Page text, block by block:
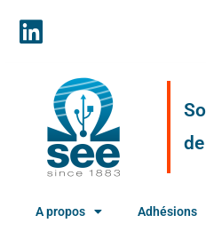
A propos Adhésions